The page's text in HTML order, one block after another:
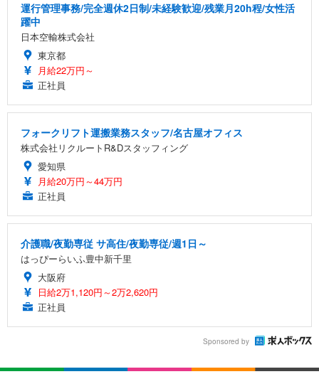
運行管理事務/完全週休2日制/未経験歓迎/残業月20h程/女性活
躍中
日本空輸株式会社
東京都
月給22万円～
正社員
フォークリフト運搬業務スタッフ/名古屋オフィス
株式会社リクルートR&Dスタッフィング
愛知県
月給20万円～44万円
正社員
介護職/夜勤専従 サ高住/夜勤専従/週1日～
はっぴーらいふ豊中新千里
大阪府
日給2万1,120円～2万2,620円
正社員
Sponsored by